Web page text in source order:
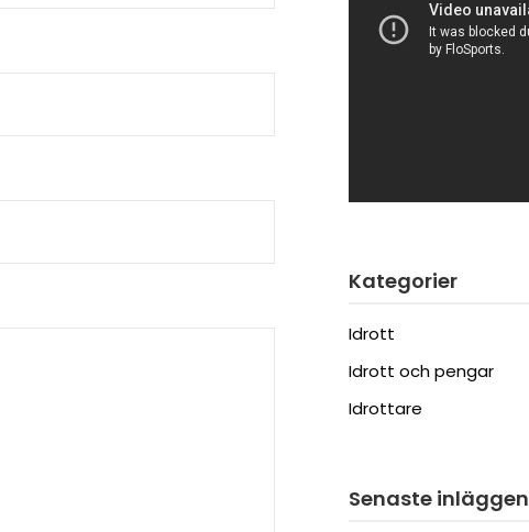
Kategorier
Idrott
Idrott och pengar
Idrottare
Senaste inläggen